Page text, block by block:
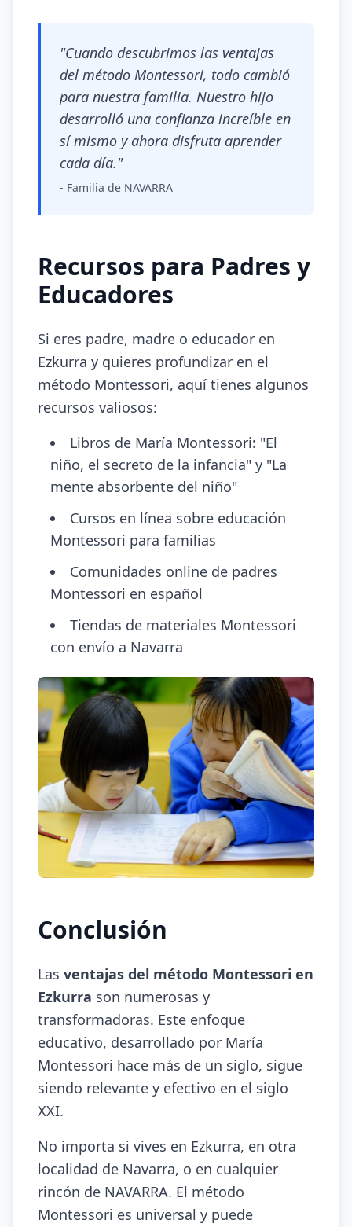
"Cuando descubrimos las ventajas
del método Montessori, todo cambió
para nuestra familia. Nuestro hijo
desarrolló una confianza increíble en
sí mismo y ahora disfruta aprender
cada día."
- Familia de NAVARRA
Recursos para Padres y
Educadores
Si eres padre, madre o educador en
Ezkurra y quieres profundizar en el
método Montessori, aquí tienes algunos
recursos valiosos:
Libros de María Montessori: "El
niño, el secreto de la infancia" y "La
mente absorbente del niño"
Cursos en línea sobre educación
Montessori para familias
Comunidades online de padres
Montessori en español
Tiendas de materiales Montessori
con envío a Navarra
Conclusión
Las ventajas del método Montessori en
Ezkurra son numerosas y
transformadoras. Este enfoque
educativo, desarrollado por María
Montessori hace más de un siglo, sigue
siendo relevante y efectivo en el siglo
XXI.
No importa si vives en Ezkurra, en otra
localidad de Navarra, o en cualquier
rincón de NAVARRA. El método
Montessori es universal y puede